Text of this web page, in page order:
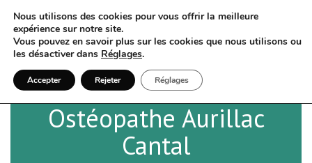
Ostéopathe Aurillac
Cantal
Nous utilisons des cookies pour vous offrir la meilleure
expérience sur notre site.
Vous pouvez en savoir plus sur les cookies que nous utilisons ou
les désactiver dans Réglages.
Accepter Rejeter Réglages